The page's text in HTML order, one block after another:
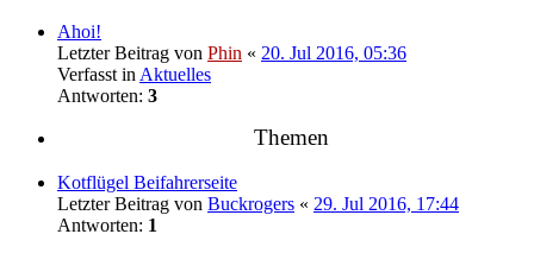
Ahoi!
Letzter Beitrag von Phin « 20. Jul 2016, 05:36
Verfasst in Aktuelles
Antworten: 3
Themen
Kotflügel Beifahrerseite
Letzter Beitrag von Buckrogers « 29. Jul 2016, 17:44
Antworten: 1